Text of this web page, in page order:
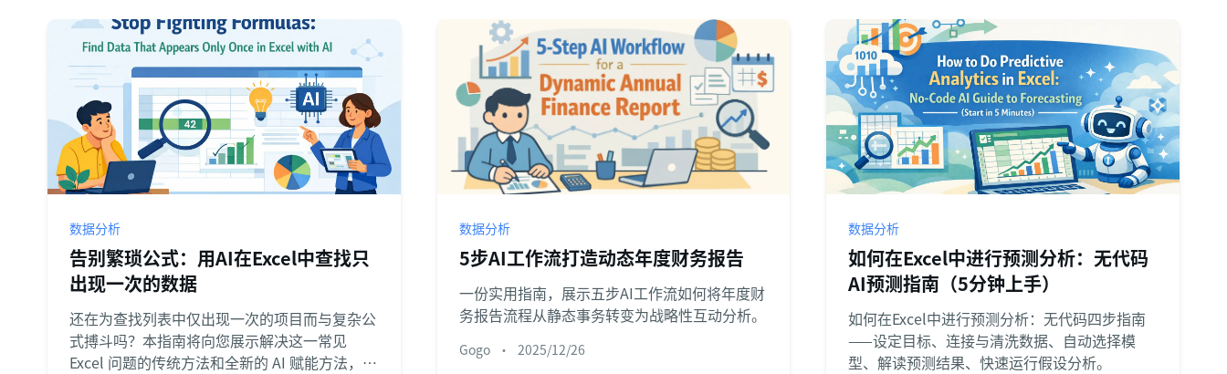
数据分析
告别繁琐公式：用AI在Excel中查找只
出现一次的数据
还在为查找列表中仅出现一次的项目而与复杂公
式搏斗吗？本指南将向您展示解决这一常见
Excel 问题的传统方法和全新的 AI 赋能方法，只
数据分析
5步AI工作流打造动态年度财务报告
一份实用指南，展示五步AI工作流如何将年度财
务报告流程从静态事务转变为战略性互动分析。
Gogo • 2025/12/26
数据分析
如何在Excel中进行预测分析：无代码
AI预测指南（5分钟上手）
如何在Excel中进行预测分析：无代码四步指南
——设定目标、连接与清洗数据、自动选择模
型、解读预测结果、快速运行假设分析。